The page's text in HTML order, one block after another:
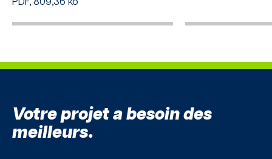
PDF, 809,36 ko
Votre projet a besoin des
meilleurs.